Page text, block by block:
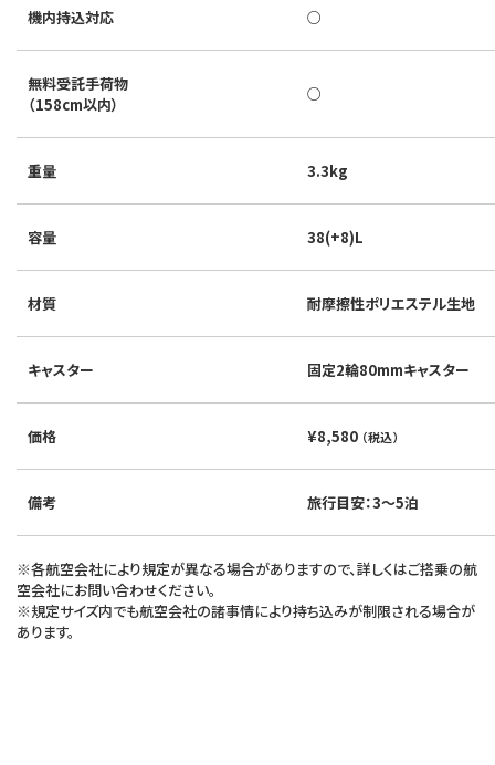
機内持込対応 ○
無料受託手荷物
（158cm以内）
○
重量 3.3kg
容量 38(+8)L
材質 耐摩擦性ポリエステル生地
キャスター 固定2輪80mmキャスター
価格 ¥8,580 （税込）
備考 旅行目安：3～5泊
※各航空会社により規定が異なる場合がありますので、詳しくはご搭乗の航
空会社にお問い合わせください。
※規定サイズ内でも航空会社の諸事情により持ち込みが制限される場合が
あります。